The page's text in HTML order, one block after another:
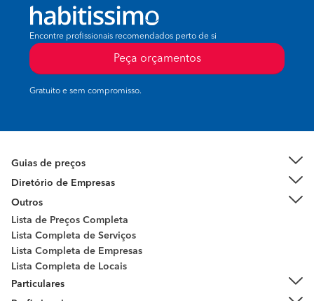
Encontre profissionais recomendados perto de si
Peça orçamentos
Gratuito e sem compromisso.
Guias de preços
Diretório de Empresas
Outros
Lista de Preços Completa
Lista Completa de Serviços
Lista Completa de Empresas
Lista Completa de Locais
Particulares